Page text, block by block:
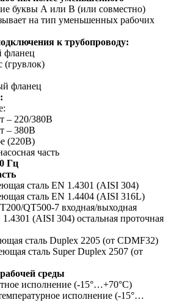
буквы А или B (или совместно)
на тип уменьшенных рабочих
к трубопроводу:
фланец
(грувлок)
фланец
– 220/380В
– 380В
(220В)
часть
Гц
сталь EN 1.4301 (AISI 304)
сталь EN 1.4404 (AISI 316L)
QT500-7 входная/выходная
(AISI 304) остальная проточная
сталь Duplex 2205 (от CDMF32)
сталь Super Duplex 2507 (от
среды
исполнение (-15°…+70°С)
исполнение (-15°…